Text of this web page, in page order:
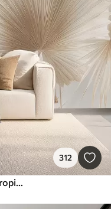
312
Papiers peints Éventails de feuilles tropicales douces dans des tons beige clair et bleutés